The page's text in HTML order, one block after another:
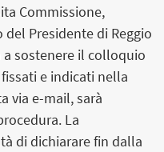
Commissione,
Presidente di Reggio
a sostenere il colloquio
e indicati nella
via e-mail, sarà
La
di dichiarare fin dalla